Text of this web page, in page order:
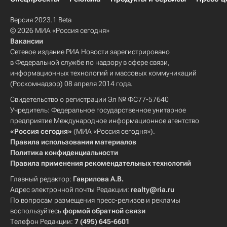
Версия 2023.1 Beta
© 2026 МИА «Россия сегодня»
Вакансии
Сетевое издание РИА Новости зарегистрировано
в Федеральной службе по надзору в сфере связи,
информационных технологий и массовых коммуникаций
(Роскомнадзор) 08 апреля 2014 года.
Свидетельство о регистрации Эл № ФС77-57640
Учредитель: Федеральное государственное унитарное
предприятие Международное информационное агентство
«Россия сегодня» (МИА «Россия сегодня»).
Правила использования материалов
Политика конфиденциальности
Правила применения рекомендательных технологий
Главный редактор: Гаврилова А.В.
Адрес электронной почты Редакции: realty@ria.ru
По вопросам размещения пресс-релизов и рекламы
воспользуйтесьформой обратной связи
Телефон Редакции: 7 (495) 645-6601